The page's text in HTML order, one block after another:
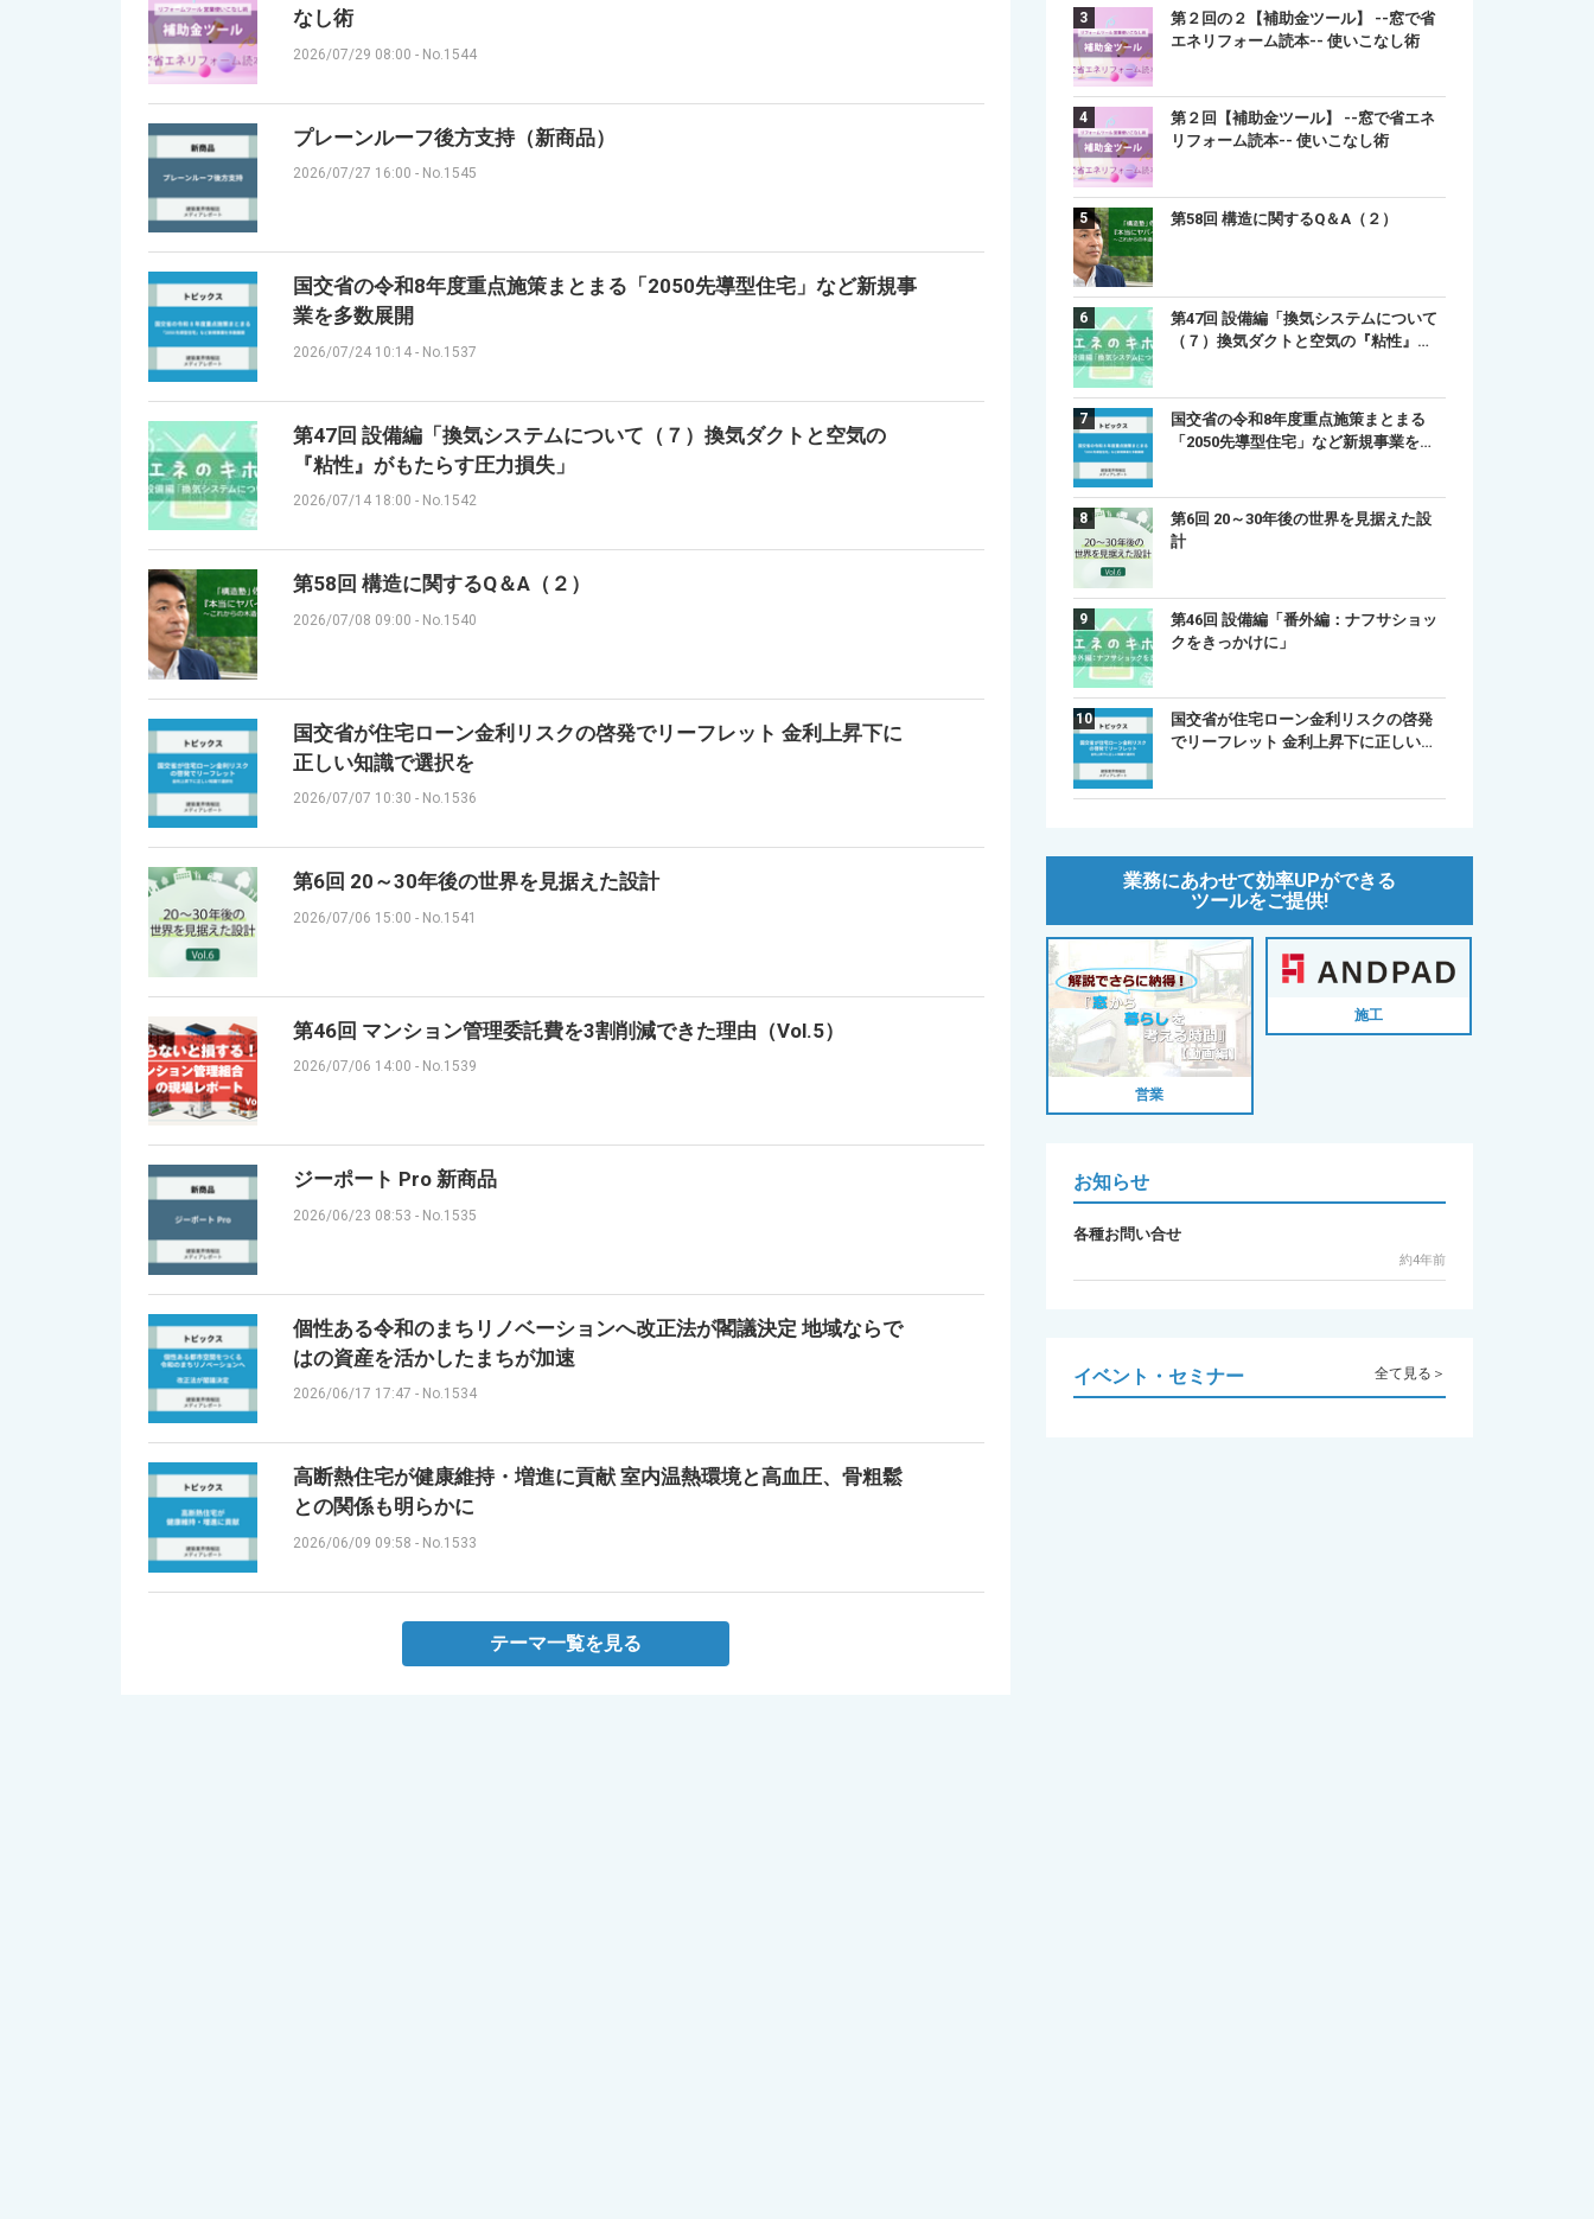
なし術
2026/07/29 08:00 - No.1544
プレーンルーフ後方支持（新商品）
2026/07/27 16:00 - No.1545
国交省の令和8年度重点施策まとまる「2050先導型住宅」など新規事
業を多数展開
2026/07/24 10:14 - No.1537
第47回 設備編「換気システムについて（７）換気ダクトと空気の
『粘性』がもたらす圧力損失」
2026/07/14 18:00 - No.1542
第58回 構造に関するQ＆A（２）
2026/07/08 09:00 - No.1540
国交省が住宅ローン金利リスクの啓発でリーフレット 金利上昇下に
正しい知識で選択を
2026/07/07 10:30 - No.1536
第6回 20～30年後の世界を見据えた設計
2026/07/06 15:00 - No.1541
第46回 マンション管理委託費を3割削減できた理由（Vol.5）
2026/07/06 14:00 - No.1539
ジーポート Pro 新商品
2026/06/23 08:53 - No.1535
個性ある令和のまちリノベーションへ改正法が閣議決定 地域ならで
はの資産を活かしたまちが加速
2026/06/17 17:47 - No.1534
高断熱住宅が健康維持・増進に貢献 室内温熱環境と高血圧、骨粗鬆
との関係も明らかに
2026/06/09 09:58 - No.1533
テーマ一覧を見る
第２回の２【補助金ツール】 --窓で省
エネリフォーム読本-- 使いこなし術
第２回【補助金ツール】 --窓で省エネ
リフォーム読本-- 使いこなし術
第58回 構造に関するQ＆A（２）
第47回 設備編「換気システムについて
（７）換気ダクトと空気の『粘性』…
国交省の令和8年度重点施策まとまる
「2050先導型住宅」など新規事業を…
第6回 20～30年後の世界を見据えた設
計
第46回 設備編「番外編：ナフサショッ
クをきっかけに」
国交省が住宅ローン金利リスクの啓発
でリーフレット 金利上昇下に正しい…
業務にあわせて効率UPができる
ツールをご提供!
営業
施工
お知らせ
各種お問い合せ
約4年前
イベント・セミナー 全て見る＞